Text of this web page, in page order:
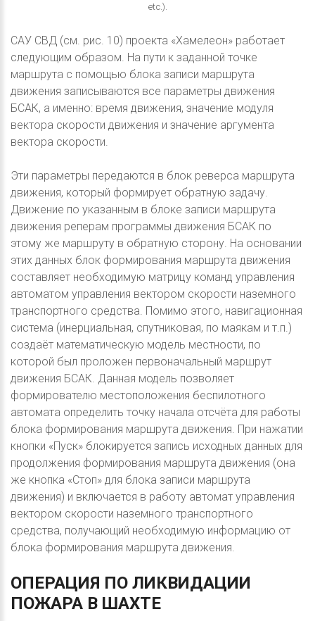
etc.).
САУ СВД (см. рис. 10) проекта «Хамелеон» работает
следующим образом. На пути к заданной точке
маршрута с помощью блока записи маршрута
движения записываются все параметры движения
БСАК, а именно: время движения, значение модуля
вектора скорости движения и значение аргумента
вектора скорости.
Эти параметры передаются в блок реверса маршрута
движения, который формирует обратную задачу.
Движение по указанным в блоке записи маршрута
движения реперам программы движения БСАК по
этому же маршруту в обратную сторону. На основании
этих данных блок формирования маршрута движения
составляет необходимую матрицу команд управления
автоматом управления вектором скорости наземного
транспортного средства. Помимо этого, навигационная
система (инерциальная, спутниковая, по маякам и т.п.)
создаёт математическую модель местности, по
которой был проложен первоначальный маршрут
движения БСАК. Данная модель позволяет
формирователю местоположения беспилотного
автомата определить точку начала отсчёта для работы
блока формирования маршрута движения. При нажатии
кнопки «Пуск» блокируется запись исходных данных для
продолжения формирования маршрута движения (она
же кнопка «Стоп» для блока записи маршрута
движения) и включается в работу автомат управления
вектором скорости наземного транспортного
средства, получающий необходимую информацию от
блока формирования маршрута движения.
ОПЕРАЦИЯ ПО ЛИКВИДАЦИИ
ПОЖАРА В ШАХТЕ